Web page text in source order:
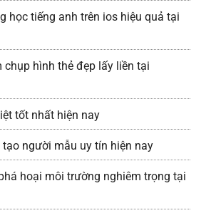
học tiếng anh trên ios hiệu quả tại
chụp hình thẻ đẹp lấy liền tại
tốt nhất hiện nay
người mẫu uy tín hiện nay
hoại môi trường nghiêm trọng tại